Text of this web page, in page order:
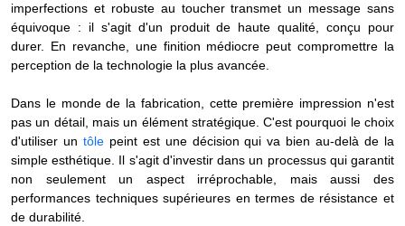
imperfections et robuste au toucher transmet un message sans
équivoque : il s'agit d'un produit de haute qualité, conçu pour
durer. En revanche, une finition médiocre peut compromettre la
perception de la technologie la plus avancée.
Dans le monde de la fabrication, cette première impression n'est
pas un détail, mais un élément stratégique. C'est pourquoi le choix
d'utiliser un tôlepeint est une décision qui va bien au-delà de la
simple esthétique. Il s'agit d'investir dans un processus qui garantit
non seulement un aspect irréprochable, mais aussi des
performances techniques supérieures en termes de résistance et
de durabilité.